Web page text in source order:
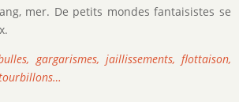
mer. De petits mondes fantaisistes se
gargarismes, jaillissements, flottaison,